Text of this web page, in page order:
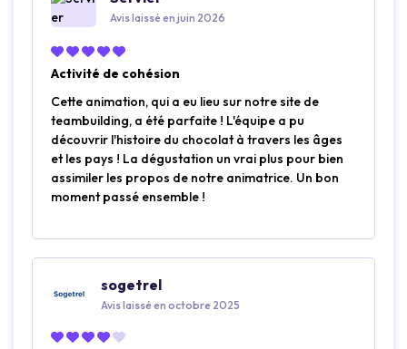
Avis laissé en juin 2026
Activité de cohésion
Cette animation, qui a eu lieu sur notre site de
teambuilding, a été parfaite ! L'équipe a pu
découvrir l'histoire du chocolat à travers les âges
et les pays ! La dégustation un vrai plus pour bien
assimiler les propos de notre animatrice. Un bon
moment passé ensemble !
sogetrel
Avis laissé en octobre 2025